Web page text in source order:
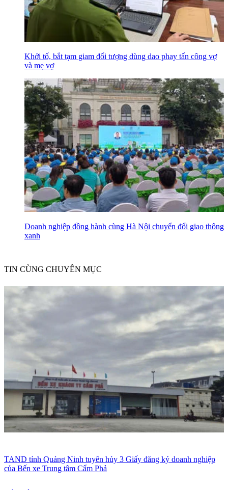
Khởi tố, bắt tạm giam đối tượng dùng dao phay tấn công vợ
và mẹ vợ
Doanh nghiệp đồng hành cùng Hà Nội chuyển đổi giao thông
xanh
TIN CÙNG CHUYÊN MỤC
TAND tỉnh Quảng Ninh tuyên hủy 3 Giấy đăng ký doanh nghiệp
của Bến xe Trung tâm Cẩm Phả